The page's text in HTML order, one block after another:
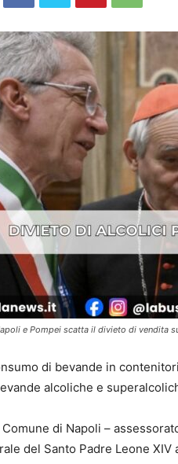
e Pompei scatta il divieto di vendita
di bevande in
alcoliche e
Comune di Napoli –
del Santo Padre Leone